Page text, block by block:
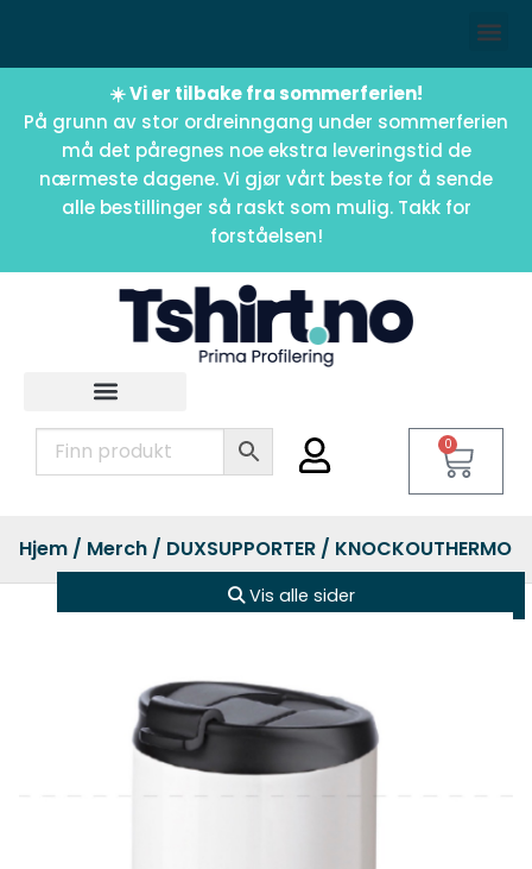
☀️ Vi er tilbake fra sommerferien!
På grunn av stor ordreinngang under sommerferien
må det påregnes noe ekstra leveringstid de
nærmeste dagene. Vi gjør vårt beste for å sende
alle bestillinger så raskt som mulig. Takk for
forståelsen!
0
Hjem / Merch / DUXSUPPORTER / KNOCKOUTHERMO
Vis alle sider